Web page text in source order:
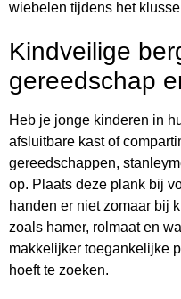
wiebelen tijdens het
Kindveilige
gereedschap
Heb je jonge kinderen in
afsluitbare kast of
gereedschappen,
op. Plaats deze plank bij
handen er niet zomaar bij
zoals hamer, rolmaat en
makkelijker toegankelijke
hoeft te zoeken.